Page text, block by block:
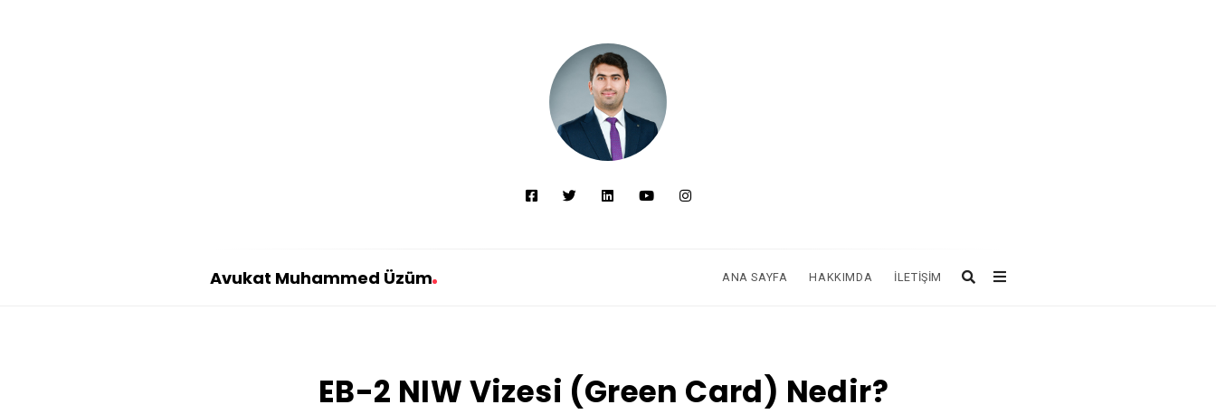
Avukat Muhammed Üzüm ANA SAYFA HAKKIMDA İLETIŞIM
EB-2 NIW Vizesi (Green Card) Nedir?